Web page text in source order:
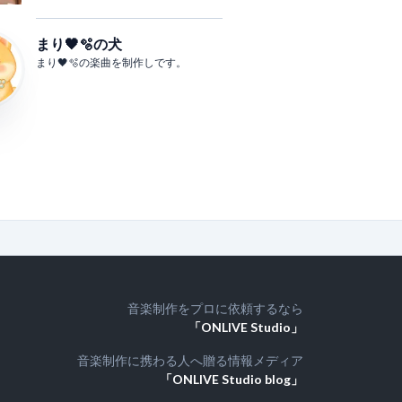
まり🖤🫧の犬
まり🖤🫧の楽曲を制作しです。
音楽制作をプロに依頼するなら
「ONLIVE Studio」
音楽制作に携わる人へ贈る情報メディア
「ONLIVE Studio blog」